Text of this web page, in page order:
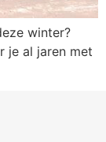
winter?
je al jaren met